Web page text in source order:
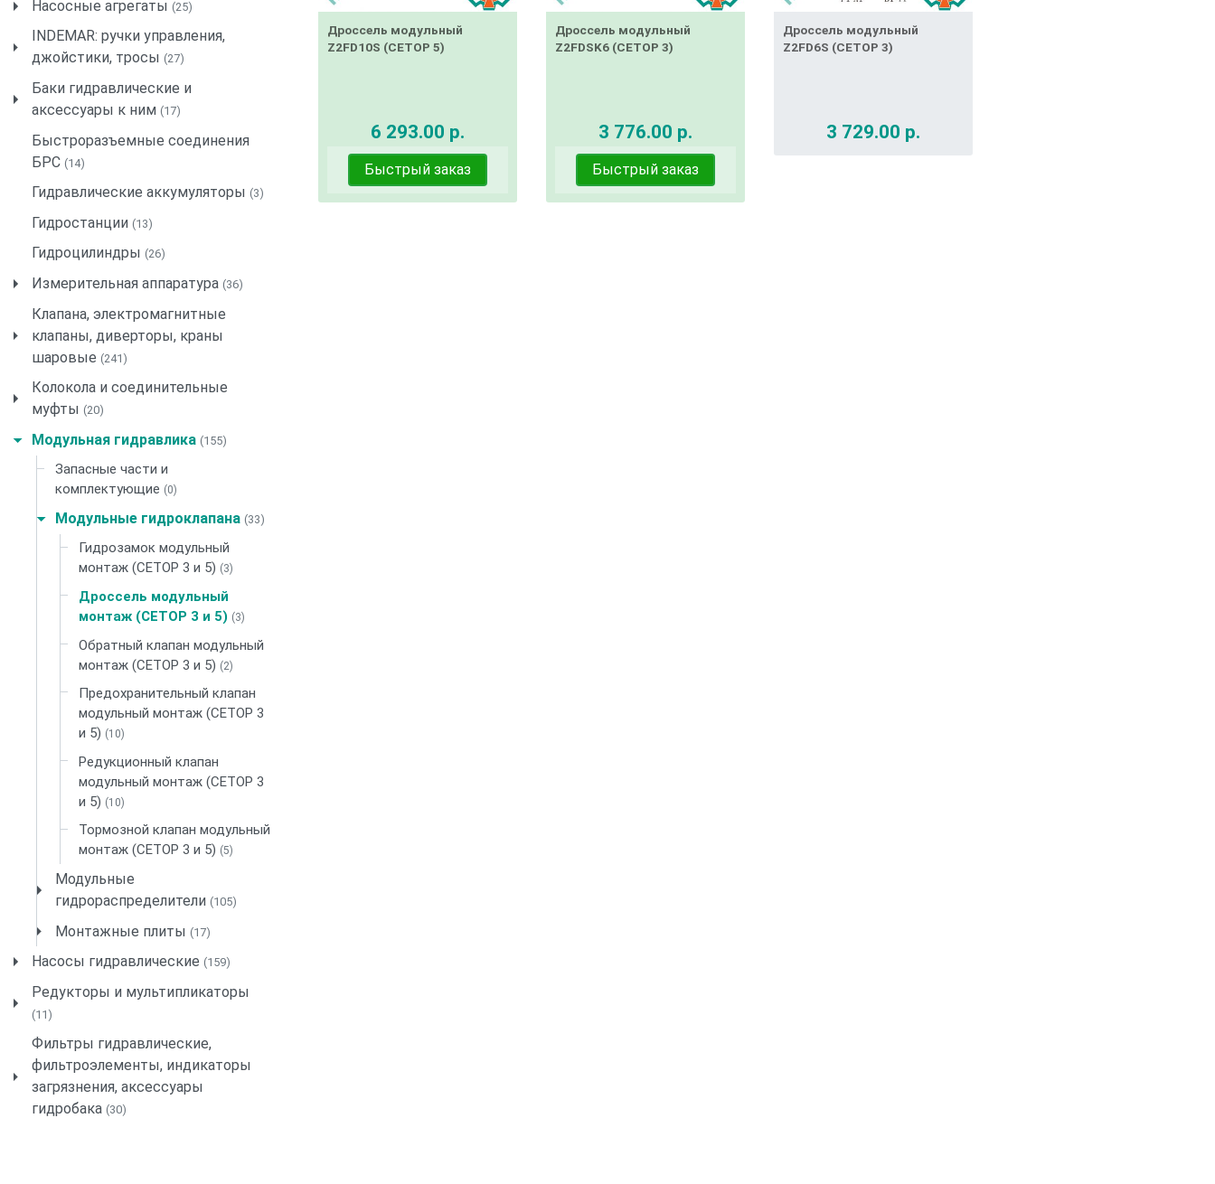
Насосные агрегаты (25)
INDEMAR: ручки управления,
джойстики, тросы (27)
Баки гидравлические и
аксессуары к ним (17)
Быстроразъемные соединения
БРС (14)
Гидравлические аккумуляторы (3)
Гидростанции (13)
Гидроцилиндры (26)
Измерительная аппаратура (36)
Клапана, электромагнитные
клапаны, диверторы, краны
шаровые (241)
Колокола и соединительные
муфты (20)
Модульная гидравлика (155)
Запасные части и
комплектующие (0)
Модульные гидроклапана (33)
Гидрозамок модульный
монтаж (СЕТОР 3 и 5) (3)
Дроссель модульный
монтаж (СЕТОР 3 и 5) (3)
Обратный клапан модульный
монтаж (СЕТОР 3 и 5) (2)
Предохранительный клапан
модульный монтаж (СЕТОР 3
и 5) (10)
Редукционный клапан
модульный монтаж (СЕТОР 3
и 5) (10)
Тормозной клапан модульный
монтаж (СЕТОР 3 и 5) (5)
Модульные
гидрораспределители (105)
Монтажные плиты (17)
Насосы гидравлические (159)
Редукторы и мультипликаторы
(11)
Фильтры гидравлические,
фильтроэлементы, индикаторы
загрязнения, аксессуары
гидробака (30)
Дроссель модульный
Z2FD10S (СЕТОР 5)
6 293.00 р.
Быстрый заказ
Дроссель модульный
Z2FDSK6 (СЕТОР 3)
3 776.00 р.
Быстрый заказ
Дроссель модульный
Z2FD6S (СЕТОР 3)
3 729.00 р.